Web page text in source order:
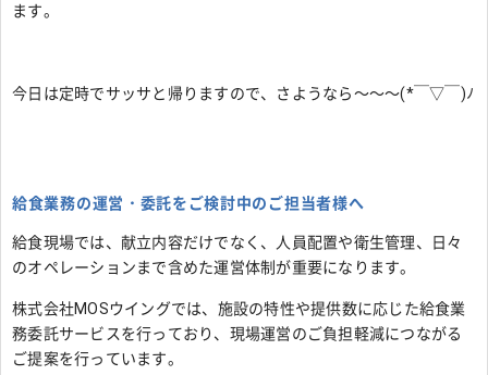
ます。
今日は定時でサッサと帰りますので、さようなら～～～(*￣▽￣)ﾉ
給食業務の運営・委託をご検討中のご担当者様へ
給食現場では、献立内容だけでなく、人員配置や衛生管理、日々
のオペレーションまで含めた運営体制が重要になります。
株式会社MOSウイングでは、施設の特性や提供数に応じた給食業
務委託サービスを行っており、現場運営のご負担軽減につながる
ご提案を行っています。